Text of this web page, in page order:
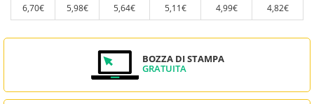
6,70€
5,98€ 5,64€ 5,11€ 4,99€ 4,82€
BOZZA DI STAMPA
GRATUITA